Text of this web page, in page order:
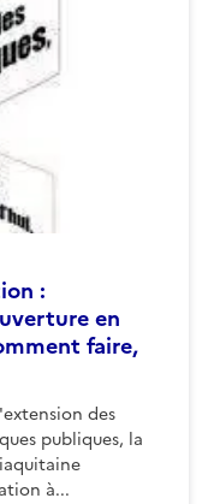
:
en
faire,
des
publiques, la
à...